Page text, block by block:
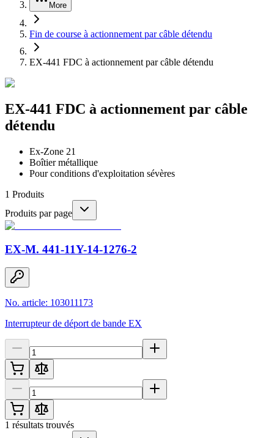
More
Fin de course à actionnement par câble détendu
EX-441 FDC à actionnement par câble détendu
EX-441 FDC à actionnement par câble
détendu
Ex-Zone 21
Boîtier métallique
Pour conditions d'exploitation sévères
1 Produits
Produits par page
EX-M. 441-11Y-14-1276-2
No. article: 103011173
Interrupteur de déport de bande EX
1 résultats trouvés